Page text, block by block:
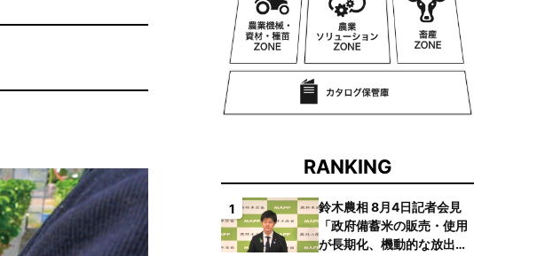
RANKING
1
鈴木農相 8月4日記者会見
「政府備蓄米の販売・使用
が長期化、機動的な放出体